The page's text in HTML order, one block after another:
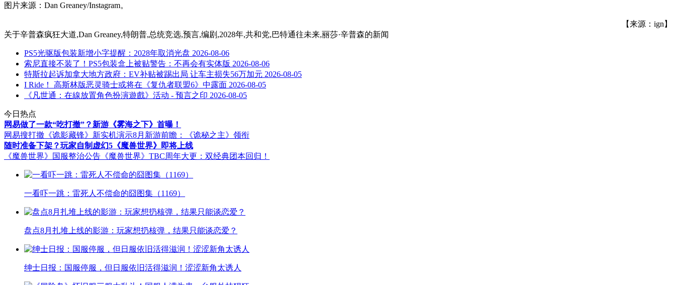
图片来源：Dan Greaney/Instagram。
【来源：ign】
关于辛普森疯狂大道,Dan Greaney,特朗普,总统竞选,预言,编剧,2028年,共和党,巴特通往未来,丽莎·辛普森的新闻
PS5光驱版包装新增小字提醒：2028年取消光盘 2026-08-06
索尼直接不装了！PS5包装盒上被贴警告：不再会有实体版 2026-08-06
特斯拉起诉加拿大地方政府：EV补贴被踢出局 让车主损失56万加元 2026-08-05
I Ride！ 高斯林版恶灵骑士或将在《复仇者联盟6》中露面 2026-08-05
《凡世通：在線放置角色扮演遊戲》活动 - 预言之印 2026-08-05
今日热点
网易做了一款“吃打撤”？新游《雾海之下》首曝！
网易搜打撤《诡影藏锋》新实机演示8月新游前瞻：《诡秘之主》领衔
随时准备下架？玩家自制虚幻5《魔兽世界》即将上线
《魔兽世界》国服整治公告 《魔兽世界》TBC周年大更：双经典团本回归！
一看吓一跳：雷死人不偿命的囧图集（1169）
盘点8月扎堆上线的影游：玩家想扔核弹，结果只能谈恋爱？
绅士日报：国服停服，但日服依旧活得滋润！涩涩新角太诱人